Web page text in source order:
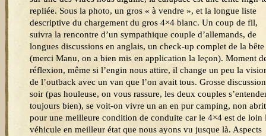
repliée. Sous la photo, un gros « à vendre », et la longue liste
descriptive du chargement du gros 4×4 blanc. Un coup de fil,
suivra la rencontre d’un sympathique couple d’allemands, de
longues discussions en anglais, un check-up complet de la bête
(merci Manu, on a bien mis en application la leçon). Moment
réflexion, même si l’engin nous attire, il change un peu la
de l’outback avec un van que l’on avait tous. Grosse
soir (pas houleuse, on vous rassure, les deux couples
toujours bien), se voit-on vivre un an en pur camping, non
pour une meilleure condition de conduite car le 4×4 est de loin
véhicule en meilleur état que nous ayons vu jusque là. Aspects